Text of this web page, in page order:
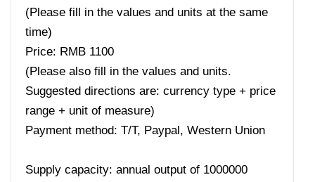
(Please fill in the values ​​and units at the same
time)
Price: RMB 1100
(Please also fill in the values ​​and units.
Suggested directions are: currency type + price
range + unit of measure)
Payment method: T/T, Paypal, Western Union
Supply capacity: annual output of 1000000